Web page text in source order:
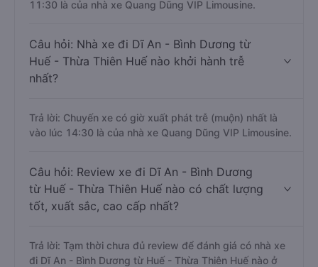
11:30 là của nhà xe Quang Dũng VIP Limousine.
Câu hỏi: Nhà xe đi Dĩ An - Bình Dương từ
Huế - Thừa Thiên Huế nào khởi hành trễ
nhất?
Trả lời: Chuyến xe có giờ xuất phát trễ (muộn) nhất là
vào lúc 14:30 là của nhà xe Quang Dũng VIP Limousine.
Câu hỏi: Review xe đi Dĩ An - Bình Dương
từ Huế - Thừa Thiên Huế nào có chất lượng
tốt, xuất sắc, cao cấp nhất?
Trả lời: Tạm thời chưa đủ review để đánh giá có nhà xe
đi Dĩ An - Bình Dương từ Huế - Thừa Thiên Huế nào ở